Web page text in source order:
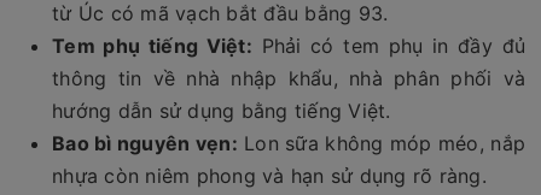
từ Úc có mã vạch bắt đầu bằng 93.
Tem phụ tiếng Việt: Phải có tem phụ in đầy đủ
thông tin về nhà nhập khẩu, nhà phân phối và
hướng dẫn sử dụng bằng tiếng Việt.
Bao bì nguyên vẹn: Lon sữa không móp méo, nắp
nhựa còn niêm phong và hạn sử dụng rõ ràng.